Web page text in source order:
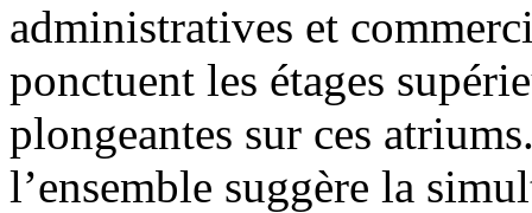
administratives et
ponctuent les étages
plongeantes sur ces
l’ensemble suggère la